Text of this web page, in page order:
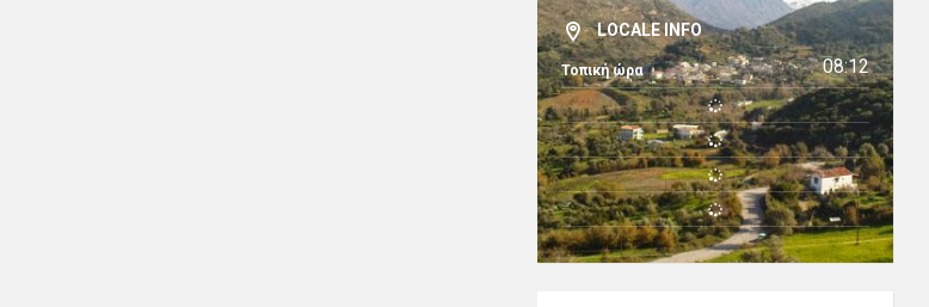
LOCALE INFO
Τοπική ώρα 08:12